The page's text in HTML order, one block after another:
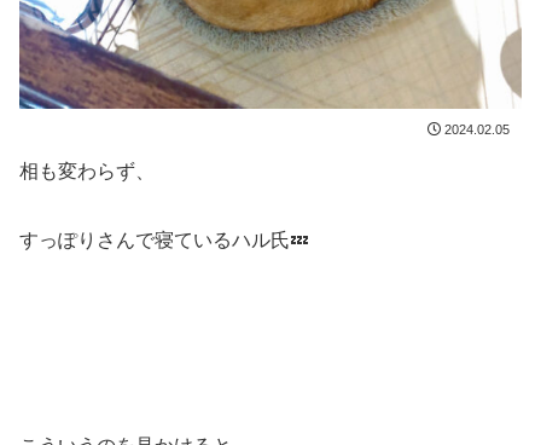
2024.02.05
相も変わらず、
すっぽりさんで寝ているハル氏💤